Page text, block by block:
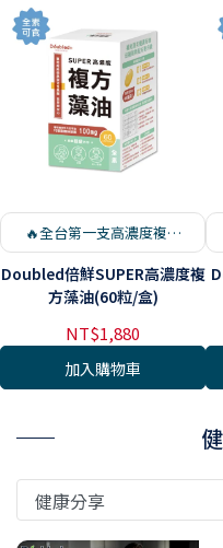
🔥全台第一支高濃度複方
藻油！🔥
Doubled倍鮮SUPER高濃度複
方藻油(60粒/盒)
NT$1,880
加入購物車